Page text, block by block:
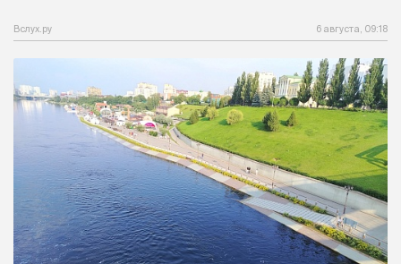
Вслух.ру 6 августа, 09:18